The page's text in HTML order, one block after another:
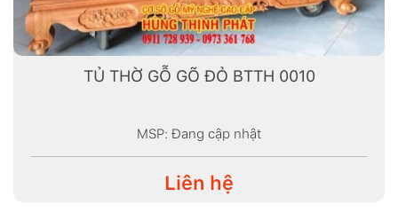
TỦ THỜ GỖ GÕ ĐỎ BTTH 0010
MSP: Đang cập nhật
Liên hệ